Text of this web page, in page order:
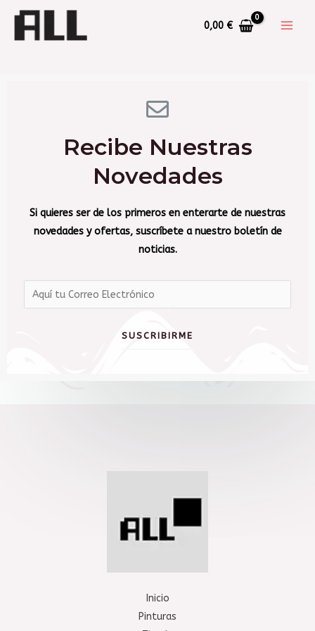
0,00 €
Recibe Nuestras
Novedades
Si quieres ser de los primeros en enterarte de nuestras
novedades y ofertas, suscríbete a nuestro boletín de
noticias.
SUSCRIBIRME
Inicio
Pinturas